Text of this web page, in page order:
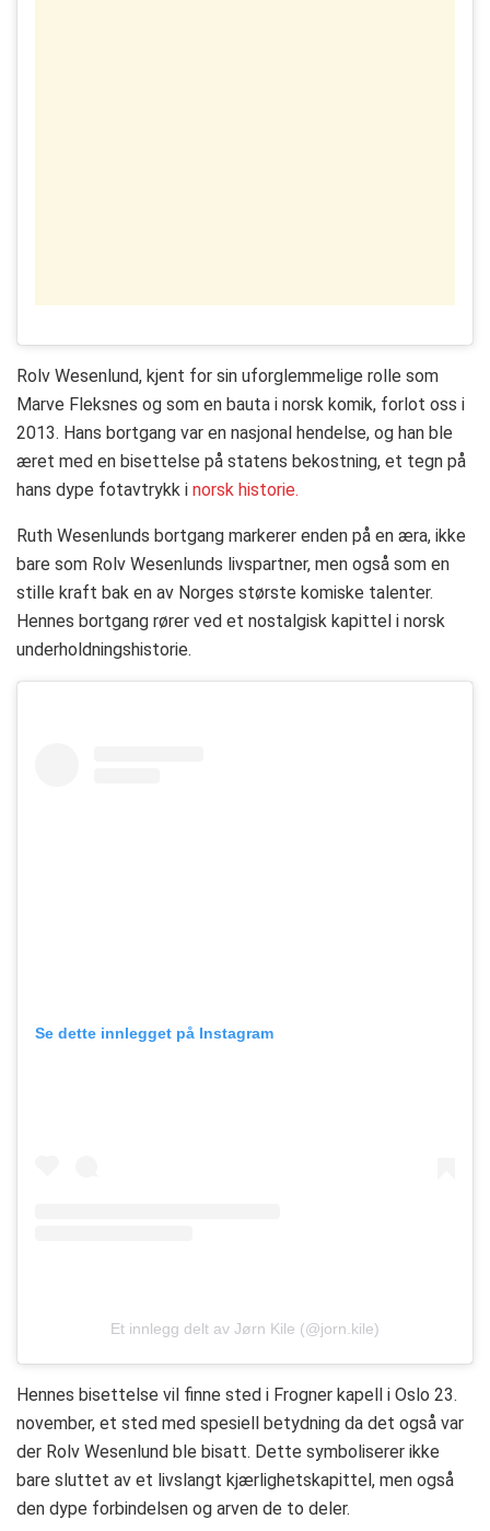
Rolv Wesenlund, kjent for sin uforglemmelige rolle som
Marve Fleksnes og som en bauta i norsk komik, forlot oss i
2013. Hans bortgang var en nasjonal hendelse, og han ble
æret med en bisettelse på statens bekostning, et tegn på
hans dype fotavtrykk i norsk historie​​.
Ruth Wesenlunds bortgang markerer enden på en æra, ikke
bare som Rolv Wesenlunds livspartner, men også som en
stille kraft bak en av Norges største komiske talenter.
Hennes bortgang rører ved et nostalgisk kapittel i norsk
underholdningshistorie.
Se dette innlegget på Instagram
Et innlegg delt av Jørn Kile (@jorn.kile)
Hennes bisettelse vil finne sted i Frogner kapell i Oslo 23.
november, et sted med spesiell betydning da det også var
der Rolv Wesenlund ble bisatt. Dette symboliserer ikke
bare sluttet av et livslangt kjærlighetskapittel, men også
den dype forbindelsen og arven de to deler.